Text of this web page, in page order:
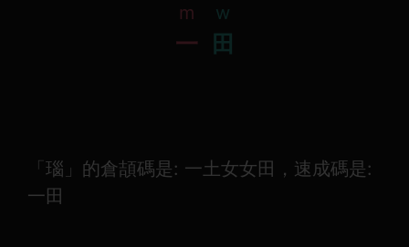
m
一
w
田
「瑙」的倉頡碼是: 一土女女田，速成碼是:
一田